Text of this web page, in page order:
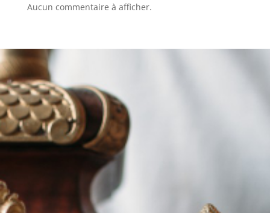
Aucun commentaire à afficher.
Renseignez-vous
sur nos services
Demander votre
devis gratuit